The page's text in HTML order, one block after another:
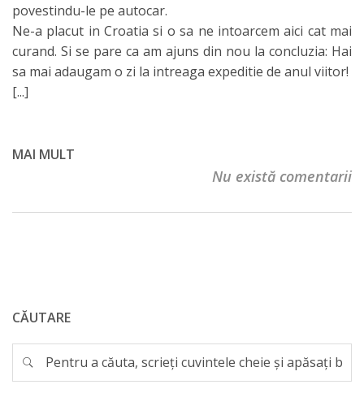
povestindu-le pe autocar.
Ne-a placut in Croatia si o sa ne intoarcem aici cat mai
curand. Si se pare ca am ajuns din nou la concluzia: Hai
sa mai adaugam o zi la intreaga expeditie de anul viitor!
[...]
MAI MULT
Nu există comentarii
CĂUTARE